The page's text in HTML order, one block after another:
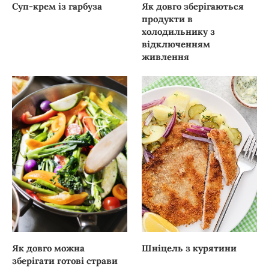
Суп-крем із гарбуза
Як довго зберігаються
продукти в
холодильнику з
відключенням
живлення
Як довго можна
зберігати готові страви
Шніцель з курятини